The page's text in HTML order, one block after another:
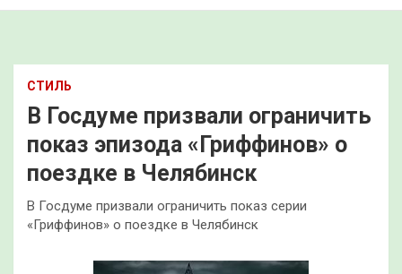
СТИЛЬ
В Госдуме призвали ограничить
показ эпизода «Гриффинов» о
поездке в Челябинск
В Госдуме призвали ограничить показ серии
«Гриффинов» о поездке в Челябинск